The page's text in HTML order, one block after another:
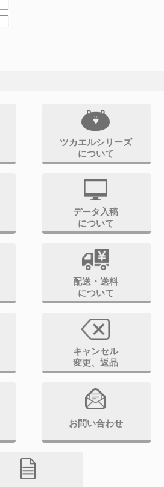
ツカエルシリーズ
について
データ入稿
について
配送・送料
について
キャンセル
変更、返品
お問い合わせ